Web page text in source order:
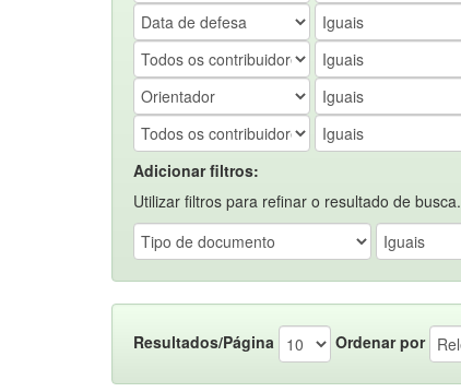
Adicionar filtros:
Utilizar filtros para refinar o resultado de busca.
Resultados/Página Ordenar por